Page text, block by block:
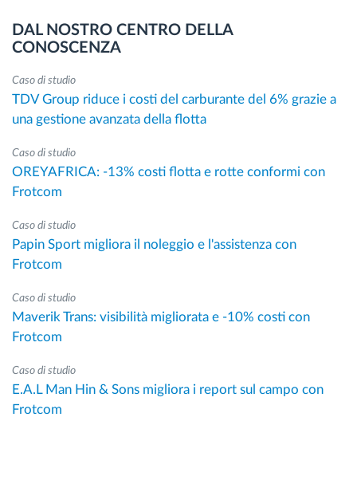
DAL NOSTRO CENTRO DELLA
CONOSCENZA
Caso di studio
TDV Group riduce i costi del carburante del 6% grazie a
una gestione avanzata della flotta
Caso di studio
OREYAFRICA: -13% costi flotta e rotte conformi con
Frotcom
Caso di studio
Papin Sport migliora il noleggio e l'assistenza con
Frotcom
Caso di studio
Maverik Trans: visibilità migliorata e -10% costi con
Frotcom
Caso di studio
E.A.L Man Hin & Sons migliora i report sul campo con
Frotcom